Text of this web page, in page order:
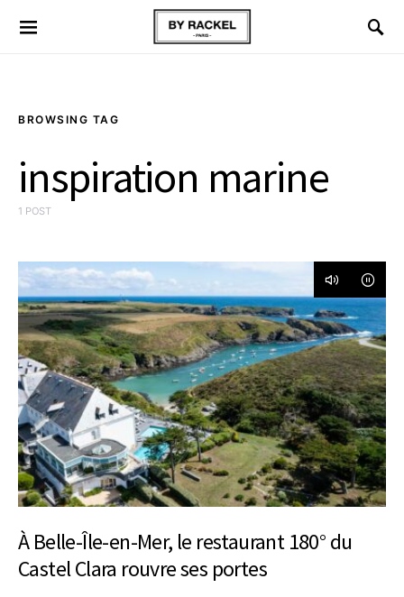
BROWSING TAG
inspiration marine
1 POST
À Belle-Île-en-Mer, le restaurant 180° du
Castel Clara rouvre ses portes